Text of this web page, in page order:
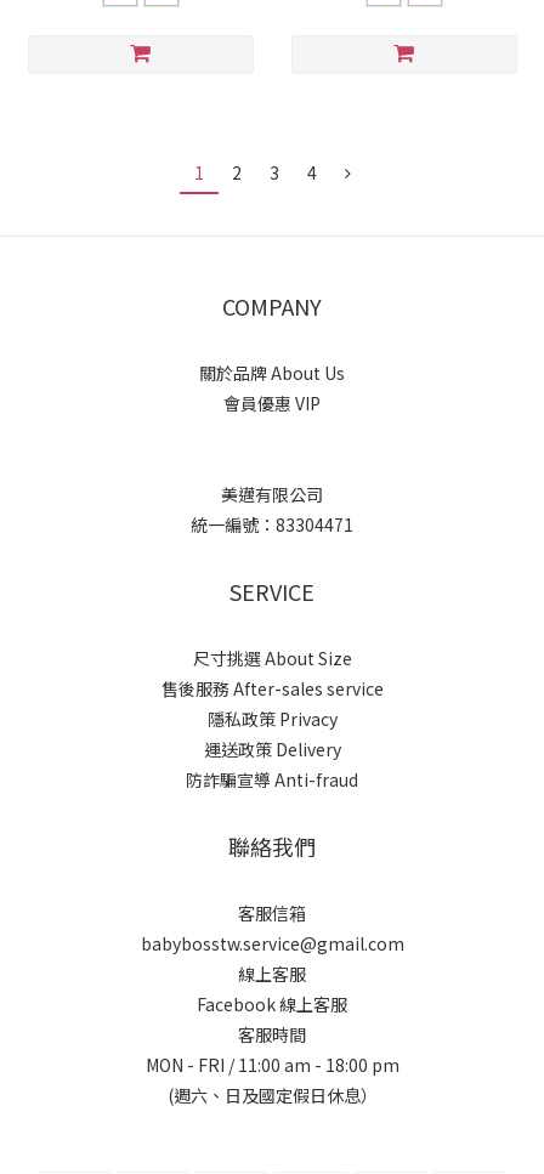
1 2 3 4
COMPANY
關於品牌 About Us
會員優惠 VIP
美邁有限公司
統一編號：83304471
SERVICE
尺寸挑選 About Size
售後服務 After-sales service
隱私政策 Privacy
運送政策 Delivery
防詐騙宣導 Anti-fraud
聯絡我們
客服信箱
babybosstw.service@gmail.com
線上客服
Facebook 線上客服
客服時間
MON - FRI / 11:00 am - 18:00 pm
(週六、日及國定假日休息）